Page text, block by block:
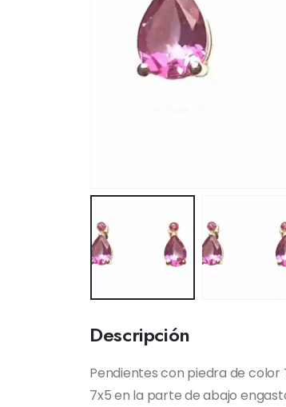
Descripción
Pendientes con piedra de
7x5 en la parte de abajo